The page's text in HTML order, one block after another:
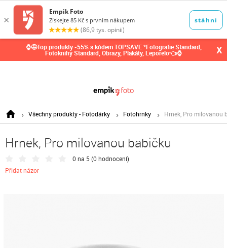
⌚🤩Top produkty -55% s kódem TOPSAVE *Fotografie Standard,
Fotoknihy Standard, Obrazy, Plakáty, Leporelo👈⌚ X
Všechny produkty - Fotodárky Fotohrnky Hrnek, Pro milovanou
Hrnek, Pro milovanou babičku
0 na 5 (0 hodnocení)
Přidat názor